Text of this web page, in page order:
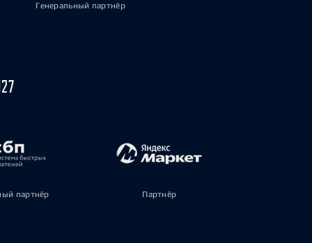
Генеральный партнёр
партнёр Партнёр